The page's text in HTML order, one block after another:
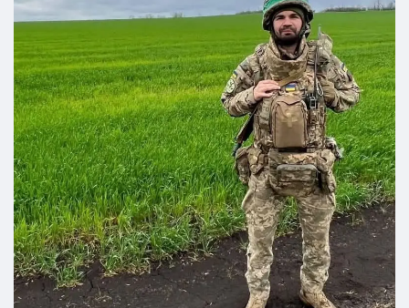
Церемонія прощання розпочнеться 7 серпня о 10:00 на
Майдані Свободи у Броварах. О 10:30 у храмі Покрови
Пресвятої Богородиці (вул. Героїв України, 22А)
відбудеться чин відспівування.
Поховають Героя на Алеї Слави (вул. Олега Онікієнка,
136) у Броварах.
Щирі співчуття рідним, близьким і побратимам Олега
Десятка. Вічна пам'ять і шана Захиснику України.
#Новини_Україна #Новини_news_війна
#Russian_Ukrainian #News_Ukraine #Новини
#Новини_news #Ukrainian_news #жертви_війни